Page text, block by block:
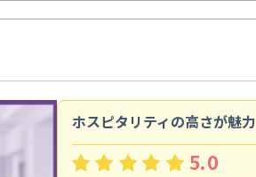
ホスピタリティの高さが魅力
5.0